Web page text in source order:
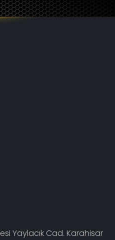
Yaylacık Cad. Karahisar